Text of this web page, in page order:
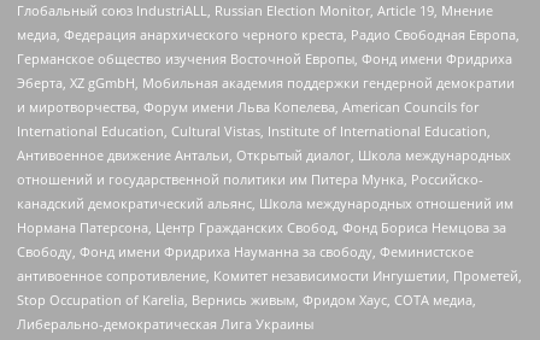
Глобальный союз IndustriALL, Russian Election Monitor, Article 19, Мнение
медиа, Федерация анархического черного креста, Радио Свободная Европа,
Германское общество изучения Восточной Европы, Фонд имени Фридриха
Эберта, XZ gGmbH, Мобильная академия поддержки гендерной демократии
и миротворчества, Форум имени Льва Копелева, American Councils for
International Education, Cultural Vistas, Institute of International Education,
Антивоенное движение Антальи, Открытый диалог, Школа международных
отношений и государственной политики им Питера Мунка, Российско-
канадский демократический альянс, Школа международных отношений им
Нормана Патерсона, Центр Гражданских Свобод, Фонд Бориса Немцова за
Свободу, Фонд имени Фридриха Науманна за свободу, Феминистское
антивоенное сопротивление, Комитет независимости Ингушетии, Прометей,
Stop Occupation of Karelia, Вернись живым, Фридом Хаус, СОТА медиа,
Либерально-демократическая Лига Украины